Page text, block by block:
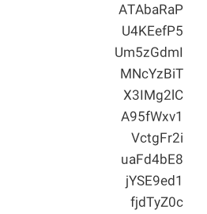
ATAbaRaP
U4KEefP5
Um5zGdmI
MNcYzBiT
X3IMg2lC
A95fWxv1
VctgFr2i
uaFd4bE8
jYSE9ed1
fjdTyZ0c